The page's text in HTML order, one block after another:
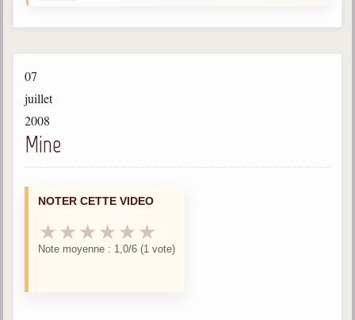
1910-2002
1927-2025
Bibliothèque
Ouvrages
Bibliothèque spirite
07
juillet
2008
Mine
NOTER CETTE VIDEO
★ ★ ★ ★ ★ ★
Note moyenne : 1,0/6 (1 vote)